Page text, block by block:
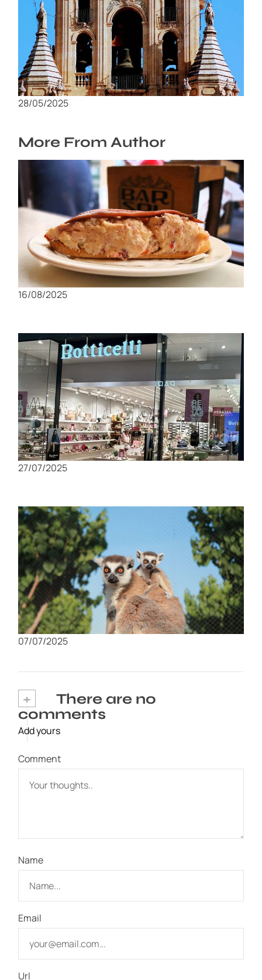
Visita la Catedral de Murcia: Historia,
Arquitectura y Consejos
28/05/2025
More From Author
Sabores de Murcia: Los platos tradicionales
que tienes que probar
16/08/2025
Compras en Murcia: Los mejores mercados y
tiendas locales
27/07/2025
Visita al Zoológico de Murcia: Un día en
familia con animales exóticos
07/07/2025
+
There are no
comments
Add yours
Comment
Name
Email
Url